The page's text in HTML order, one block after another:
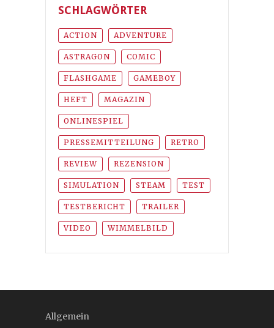
SCHLAGWÖRTER
ACTION ADVENTURE
ASTRAGON COMIC
FLASHGAME GAMEBOY
HEFT MAGAZIN
ONLINESPIEL
PRESSEMITTEILUNG RETRO
REVIEW REZENSION
SIMULATION STEAM TEST
TESTBERICHT TRAILER
VIDEO WIMMELBILD
Allgemein